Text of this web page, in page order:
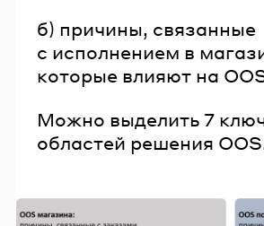
б) причины, связанные
с исполнением в
которые влияют на
Можно выделить 7
областей решения